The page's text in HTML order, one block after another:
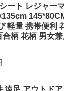
ート レジャー
軽量 携帯便利
柄 花柄 男女兼
遠足 アウトド